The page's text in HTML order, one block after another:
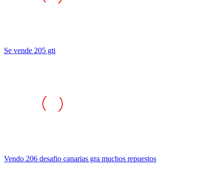
Se vende 205 gti
Vendo 206 desafio canarias gra muchos repuestos